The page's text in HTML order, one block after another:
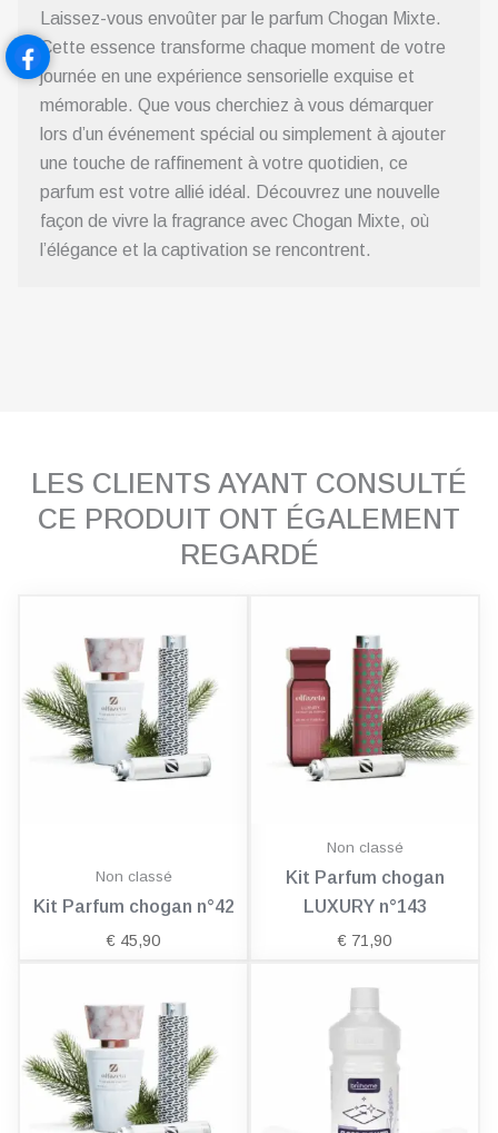
Laissez-vous envoûter par le parfum Chogan Mixte.
Cette essence transforme chaque moment de votre
journée en une expérience sensorielle exquise et
mémorable. Que vous cherchiez à vous démarquer
lors d’un événement spécial ou simplement à ajouter
une touche de raffinement à votre quotidien, ce
parfum est votre allié idéal. Découvrez une nouvelle
façon de vivre la fragrance avec Chogan Mixte, où
l’élégance et la captivation se rencontrent.
LES CLIENTS AYANT CONSULTÉ
CE PRODUIT ONT ÉGALEMENT
REGARDÉ
Non classé
Kit Parfum chogan n°42
€ 45,90
Non classé
Kit Parfum chogan
LUXURY n°143
€ 71,90